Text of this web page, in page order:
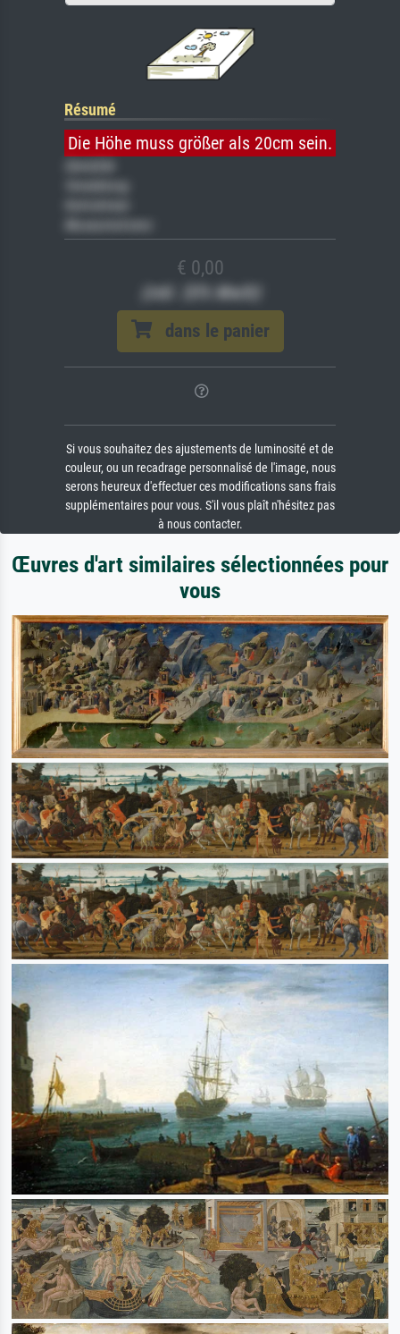
Résumé
Die Höhe muss größer als 20cm sein.
Veredelung
Museumslizenz
€ 0,00
(inkl. 20% MwSt)
dans le panier
Si vous souhaitez des ajustements de luminosité et de
couleur, ou un recadrage personnalisé de l'image, nous
serons heureux d'effectuer ces modifications sans frais
supplémentaires pour vous. S'il vous plaît n'hésitez pas
à nous contacter.
Œuvres d'art similaires sélectionnées pour
vous